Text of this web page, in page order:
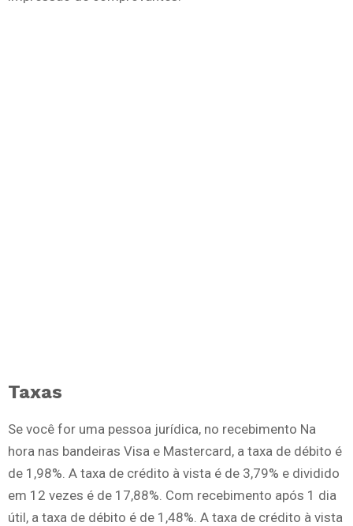
Taxas
Se você for uma pessoa jurídica, no recebimento Na
hora nas bandeiras Visa e Mastercard, a taxa de débito é
de 1,98%. A taxa de crédito à vista é de 3,79% e dividido
em 12 vezes é de 17,88%. Com recebimento após 1 dia
útil, a taxa de débito é de 1,48%. A taxa de crédito à vista